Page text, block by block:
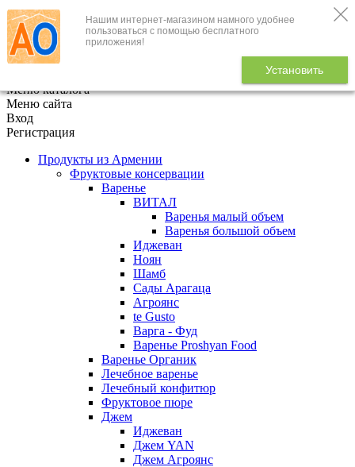
Нашим интернет-магазином намного удобнее
пользоваться с помощью бесплатного
приложения!
Установить
+7 (495) 646-888-1
В корзине
Меню каталога
Меню сайта
Вход
Регистрация
Продукты из Армении
Фруктовые консервации
Варенье
ВИТАЛ
Варенья малый объем
Варенья большой объем
Иджеван
Ноян
Шамб
Сады Арагаца
Агроянс
te Gusto
Варга - Фуд
Варенье Proshyan Food
Варенье Органик
Лечебное варенье
Лечебный конфитюр
Фруктовое пюре
Джем
Иджеван
Джем YAN
Джем Агроянс